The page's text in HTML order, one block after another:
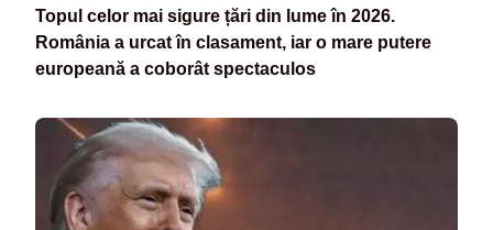
Topul celor mai sigure țări din lume în 2026.
România a urcat în clasament, iar o mare putere
europeană a coborât spectaculos